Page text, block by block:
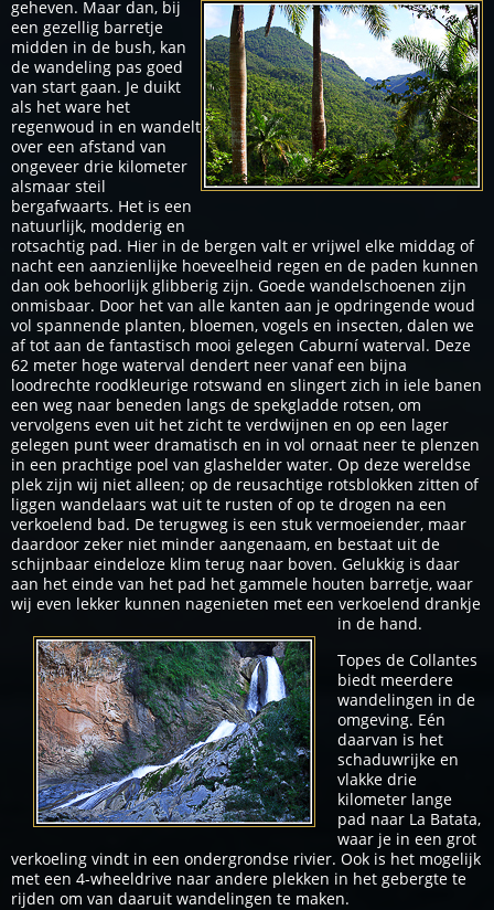
geheven. Maar dan, bij
een gezellig barretje
midden in de bush, kan
de wandeling pas goed
van start gaan. Je duikt
als het ware het
regenwoud in en wandelt
over een afstand van
ongeveer drie kilometer
alsmaar steil
bergafwaarts. Het is een
natuurlijk, modderig en
rotsachtig pad. Hier in de bergen valt er vrijwel elke middag of
nacht een aanzienlijke hoeveelheid regen en de paden kunnen
dan ook behoorlijk glibberig zijn. Goede wandelschoenen zijn
onmisbaar. Door het van alle kanten aan je opdringende woud
vol spannende planten, bloemen, vogels en insecten, dalen we
af tot aan de fantastisch mooi gelegen Caburní waterval. Deze
62 meter hoge waterval dendert neer vanaf een bijna
loodrechte roodkleurige rotswand en slingert zich in iele banen
een weg naar beneden langs de spekgladde rotsen, om
vervolgens even uit het zicht te verdwijnen en op een lager
gelegen punt weer dramatisch en in vol ornaat neer te plenzen
in een prachtige poel van glashelder water. Op deze wereldse
plek zijn wij niet alleen; op de reusachtige rotsblokken zitten of
liggen wandelaars wat uit te rusten of op te drogen na een
verkoelend bad. De terugweg is een stuk vermoeiender, maar
daardoor zeker niet minder aangenaam, en bestaat uit de
schijnbaar eindeloze klim terug naar boven. Gelukkig is daar
aan het einde van het pad het gammele houten barretje, waar
wij even lekker kunnen nagenieten met een verkoelend drankje
in de hand.
Topes de Collantes
biedt meerdere
wandelingen in de
omgeving. Eén
daarvan is het
schaduwrijke en
vlakke drie
kilometer lange
pad naar La Batata,
waar je in een grot
verkoeling vindt in een ondergrondse rivier. Ook is het mogelijk
met een 4-wheeldrive naar andere plekken in het gebergte te
rijden om van daaruit wandelingen te maken.